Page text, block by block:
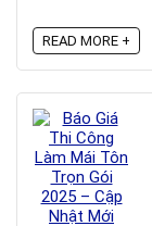
READ MORE +